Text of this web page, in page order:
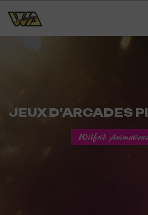
JEUX D'ARCADES
Wilfrid Animations